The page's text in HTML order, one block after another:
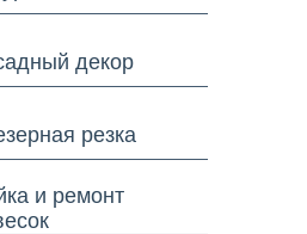
декор
резка
и ремонт